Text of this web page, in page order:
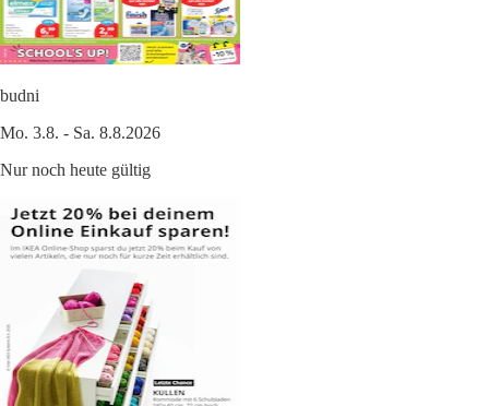
budni
Mo. 3.8. - Sa. 8.8.2026
Nur noch heute gültig